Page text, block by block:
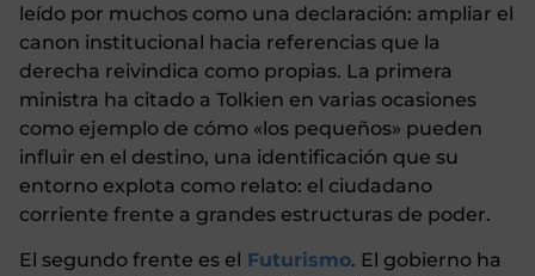
leído por muchos como una declaración: ampliar el
canon institucional hacia referencias que la
derecha reivindica como propias. La primera
ministra ha citado a Tolkien en varias ocasiones
como ejemplo de cómo «los pequeños» pueden
influir en el destino, una identificación que su
entorno explota como relato: el ciudadano
corriente frente a grandes estructuras de poder.
El segundo frente es el Futurismo. El gobierno ha